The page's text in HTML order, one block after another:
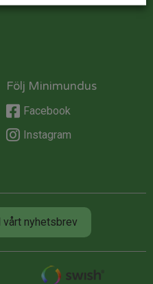
Följ Minimundus
Facebook
Instagram
nyhetsbrev